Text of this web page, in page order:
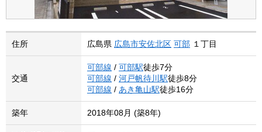
住所 広島県 広島市安佐北区 可部 １丁目
交通
可部線 / 可部駅徒歩7分
可部線 / 河戸帆待川駅徒歩8分
可部線 / あき亀山駅徒歩16分
築年 2018年08月 (築8年)